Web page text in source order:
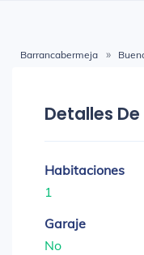
Barrancabermeja
Detalles
Habitaciones
1
Garaje
No